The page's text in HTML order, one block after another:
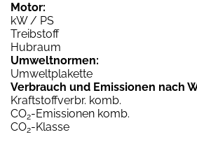
Motor:
kW / PS
Treibstoff
Hubraum
Umweltnormen:
Umweltplakette
Verbrauch und Emissionen nach
Kraftstoffverbr. komb.
CO2-Emissionen komb.
CO2-Klasse